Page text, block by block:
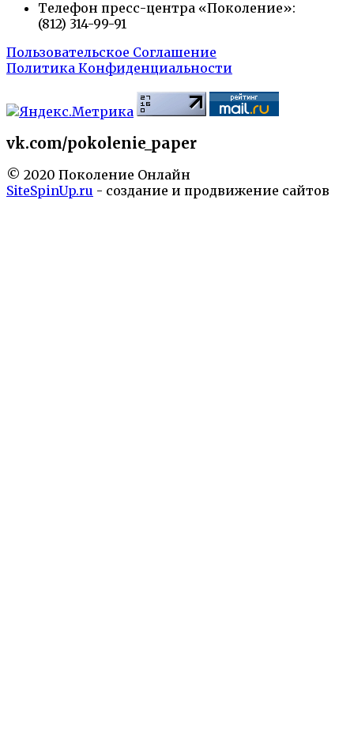
Телефон пресс-центра «Поколение»:
(812) 314-99-91
Пользовательское Соглашение
Политика Конфиденциальности
vk.com/pokolenie_paper
© 2020 Поколение Онлайн
SiteSpinUp.ru - создание и продвижение сайтов